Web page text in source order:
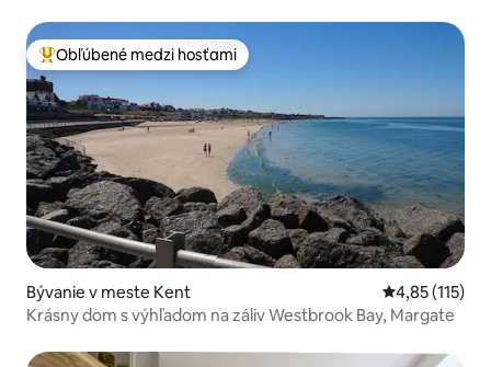
Najobľúbenejšie medzi hosťami
Obľúbené medzi hosťami
Bývanie v meste Kent Priemerné
4,85 (115)
Krásny dom s výhľadom na záliv Westbrook Bay, Margate